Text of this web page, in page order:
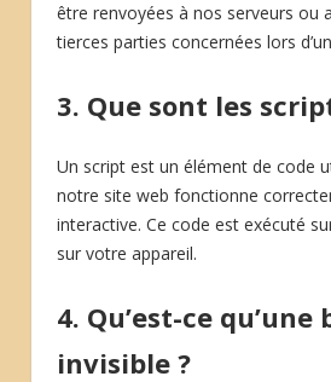
être renvoyées à nos serveurs ou
tierces parties concernées lors
3. Que sont les
Un script est un élément de code
notre site web fonctionne
interactive. Ce code est exécuté
sur votre appareil.
4. Qu’est-ce qu’une
invisible ?